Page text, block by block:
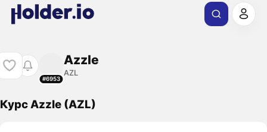
#6953
Azzle
AZL
Курс Azzle (AZL)